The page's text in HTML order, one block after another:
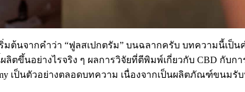
ต้นจากคำว่า “ฟูลสเปกตรัม” บนฉลากครับ บทความนี้เ
ตขึ้นอย่างไรจริง ๆ ผลการวิจัยที่ตีพิมพ์เกี่ยวกับ CBD กับ
เป็นตัวอย่างตลอดบทความ เนื่องจากเป็นผลิตภัณฑ์ขนมรั